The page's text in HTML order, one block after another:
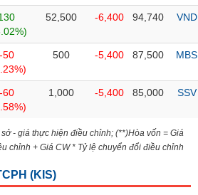
52,500 -6,400 94,740 VND
-50
500 -5,400 87,500 MBS
-60
1,000 -5,400 85,000 SSV
- giá thực hiện điều chỉnh; (**)Hòa vốn = Giá
chỉnh + Giá CW * Tỷ lệ chuyển đổi điều chỉnh
(KIS)